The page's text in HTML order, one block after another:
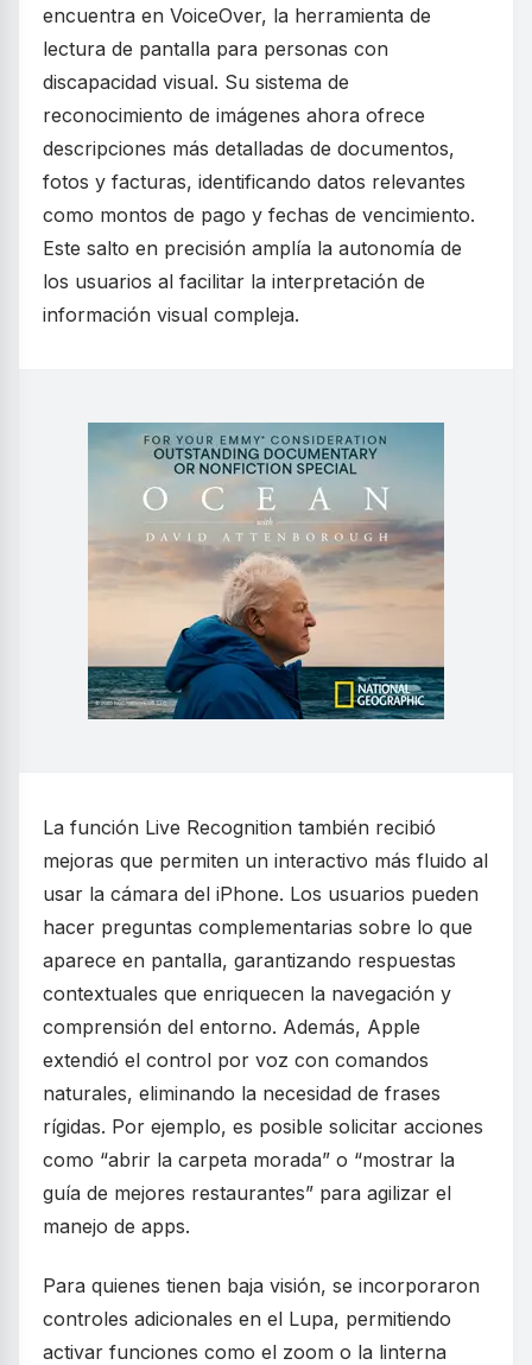
encuentra en VoiceOver, la herramienta de
lectura de pantalla para personas con
discapacidad visual. Su sistema de
reconocimiento de imágenes ahora ofrece
descripciones más detalladas de documentos,
fotos y facturas, identificando datos relevantes
como montos de pago y fechas de vencimiento.
Este salto en precisión amplía la autonomía de
los usuarios al facilitar la interpretación de
información visual compleja.
La función Live Recognition también recibió
mejoras que permiten un interactivo más fluido al
usar la cámara del iPhone. Los usuarios pueden
hacer preguntas complementarias sobre lo que
aparece en pantalla, garantizando respuestas
contextuales que enriquecen la navegación y
comprensión del entorno. Además, Apple
extendió el control por voz con comandos
naturales, eliminando la necesidad de frases
rígidas. Por ejemplo, es posible solicitar acciones
como “abrir la carpeta morada” o “mostrar la
guía de mejores restaurantes” para agilizar el
manejo de apps.
Para quienes tienen baja visión, se incorporaron
controles adicionales en el Lupa, permitiendo
activar funciones como el zoom o la linterna